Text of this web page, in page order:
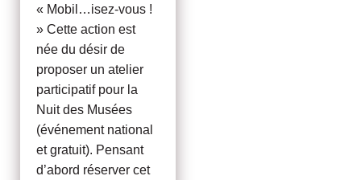
« Mobil…isez-vous !
» Cette action est
née du désir de
proposer un atelier
participatif pour la
Nuit des Musées
(événement national
et gratuit). Pensant
d’abord réserver cet